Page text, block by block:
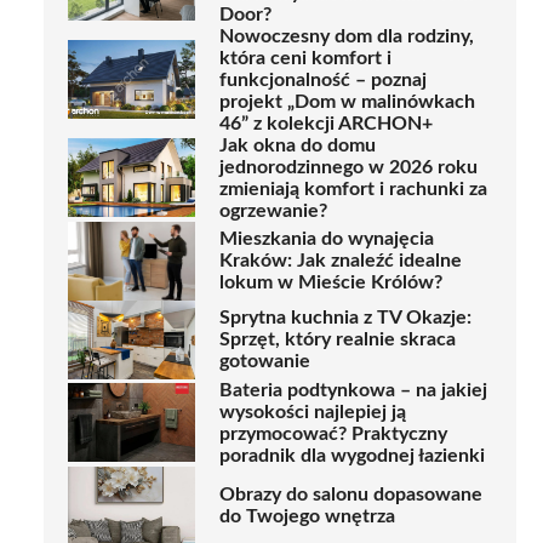
Door?
Nowoczesny dom dla rodziny,
która ceni komfort i
funkcjonalność – poznaj
projekt „Dom w malinówkach
46” z kolekcji ARCHON+
Jak okna do domu
jednorodzinnego w 2026 roku
zmieniają komfort i rachunki za
ogrzewanie?
Mieszkania do wynajęcia
Kraków: Jak znaleźć idealne
lokum w Mieście Królów?
Sprytna kuchnia z TV Okazje:
Sprzęt, który realnie skraca
gotowanie
Bateria podtynkowa – na jakiej
wysokości najlepiej ją
przymocować? Praktyczny
poradnik dla wygodnej łazienki
Obrazy do salonu dopasowane
do Twojego wnętrza